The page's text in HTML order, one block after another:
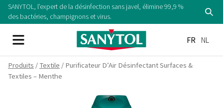
SkipSANYTOL, l’expert de la désinfection sans javel, élimine 99,9 %
des bactéries, champignons et virus.
Menu
FR NL
Produits / Textile / Purificateur D’Air Désinfectant Surfaces &
Textiles – Menthe